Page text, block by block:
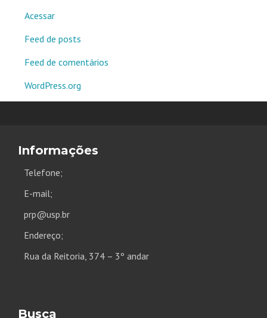
Acessar
Feed de posts
Feed de comentários
WordPress.org
Informações
Telefone;
E-mail;
prp@usp.br
Endereço;
Rua da Reitoria, 374 – 3º andar
Busca